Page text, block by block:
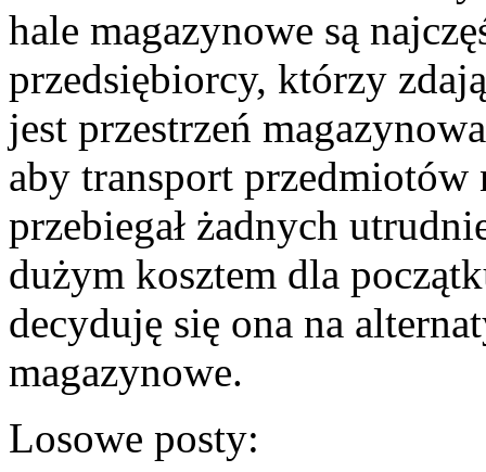
hale magazynowe są
przedsiębiorcy, którzy
jest przestrzeń
aby transport
przebiegał żadnych
dużym kosztem dla
decyduję się ona na
magazynowe.
Losowe posty: